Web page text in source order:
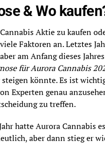
& Wo
Aktie zu kaufen
Faktoren an. Letztes
am Anfang dieses
für Aurora Cannabis
könnte. Es ist
Experten genau
zu treffen.
hatte Aurora Cannabis
aber dann stieg er